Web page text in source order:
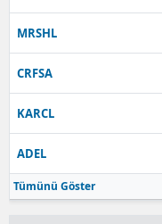
MRSHL
CRFSA
KARCL
ADEL
Tümünü Göster